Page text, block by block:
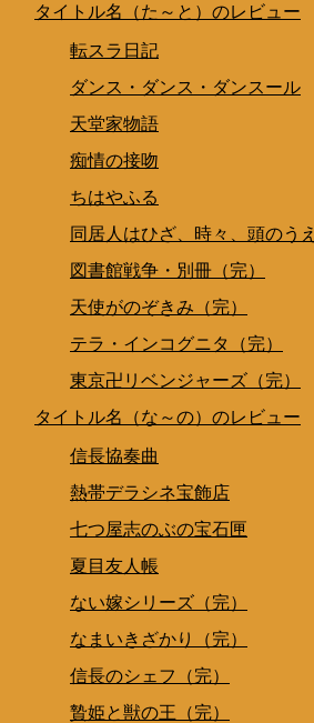
タイトル名（た～と）のレビュー
転スラ日記
ダンス・ダンス・ダンスール
天堂家物語
痴情の接吻
ちはやふる
同居人はひざ、時々、頭のうえ
図書館戦争・別冊（完）
天使がのぞきみ（完）
テラ・インコグニタ（完）
東京卍リベンジャーズ（完）
タイトル名（な～の）のレビュー
信長協奏曲
熱帯デラシネ宝飾店
七つ屋志のぶの宝石匣
夏目友人帳
ない嫁シリーズ（完）
なまいきざかり（完）
信長のシェフ（完）
贄姫と獣の王（完）